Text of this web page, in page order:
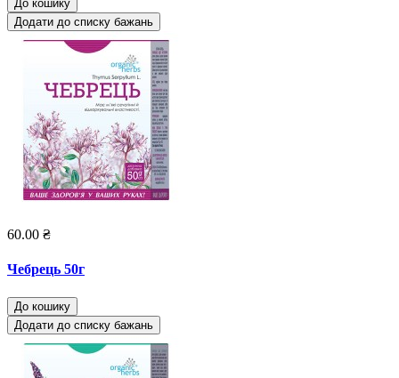
До кошику
Додати до списку бажань
60.00 ₴
Чебрець 50г
До кошику
Додати до списку бажань